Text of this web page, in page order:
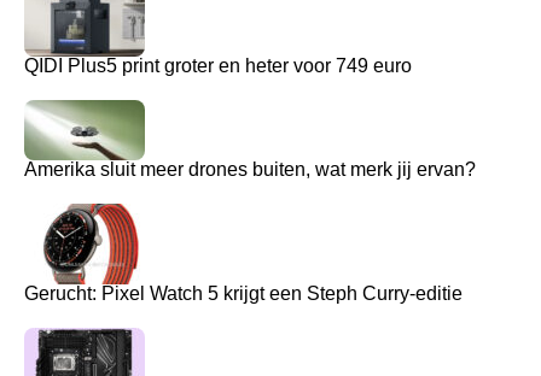
QIDI Plus5 print groter en heter voor 749 euro
Amerika sluit meer drones buiten, wat merk jij ervan?
Gerucht: Pixel Watch 5 krijgt een Steph Curry-editie